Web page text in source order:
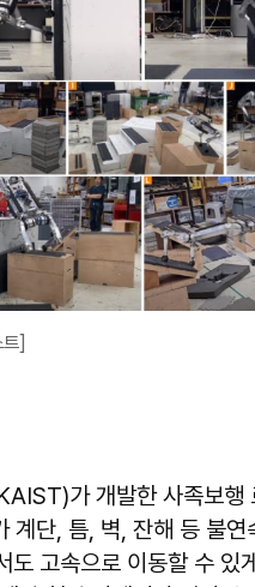
]
가 개발한 사족보행
계단, 틈, 벽, 잔해 등 불연
도 고속으로 이동할 수 있